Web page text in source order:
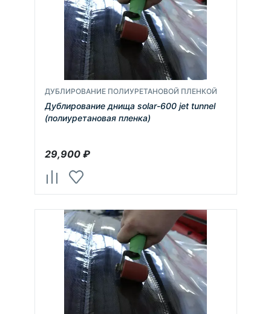
ДУБЛИРОВАНИЕ ПОЛИУРЕТАНОВОЙ ПЛЕНКОЙ
Дублирование днища solar-600 jet tunnel
(полиуретановая пленка)
29,900₽